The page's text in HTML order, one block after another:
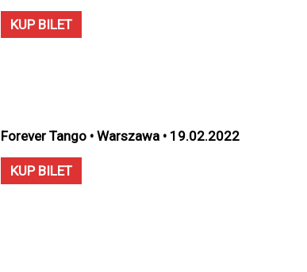
KUP BILET
Forever Tango • Warszawa • 19.02.2022
KUP BILET